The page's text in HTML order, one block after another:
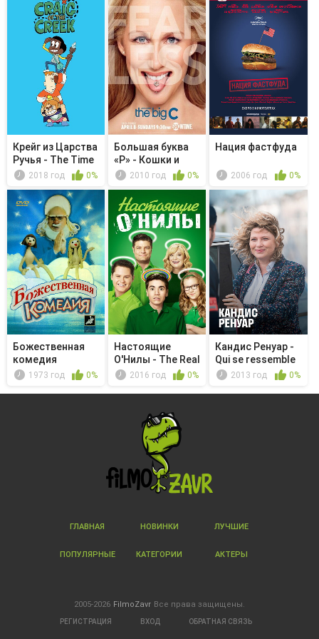
Крейг из Царства
Ручья - The Time
Cap...2018 год 0%
Большая буква
«Р» - Кошки и
собаки
2010 год 0%
Нация фастфуда
2006 год 0%
Божественная
комедия
1973 год 0%
Настоящие
О'Нилы - The Real
Fit 2016 год 0%
Кандис Ренуар -
Qui se ressemble
s'as...2013 год 0%
ГЛАВНАЯ НОВИНКИ ЛУЧШИЕ
ПОПУЛЯРНЫЕ КАТЕГОРИИ АКТЕРЫ
2005-2026 FilmoZavr Все права защищены.
РЕГИСТРАЦИЯ ВХОД ОБРАТНАЯ СВЯЗЬ